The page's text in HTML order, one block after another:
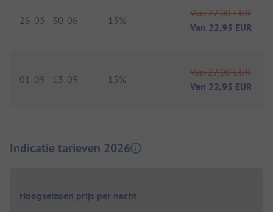
26-05 - 30-06 -15%
Van 27,00 EUR
Van 22,95 EUR
01-09 - 13-09 -15%
Van 27,00 EUR
Van 22,95 EUR
Indicatie tarieven 2026
Hoogseizoen prijs per nacht